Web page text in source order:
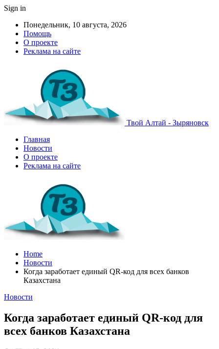
Sign in
Понедельник, 10 августа, 2026
Помощь
О проекте
Реклама на сайте
Твой Алтай - Зыряновск
Главная
Новости
О проекте
Реклама на сайте
Home
Новости
Когда заработает единый QR-код для всех банков
Казахстана
Новости
Когда заработает единый QR-код для
всех банков Казахстана